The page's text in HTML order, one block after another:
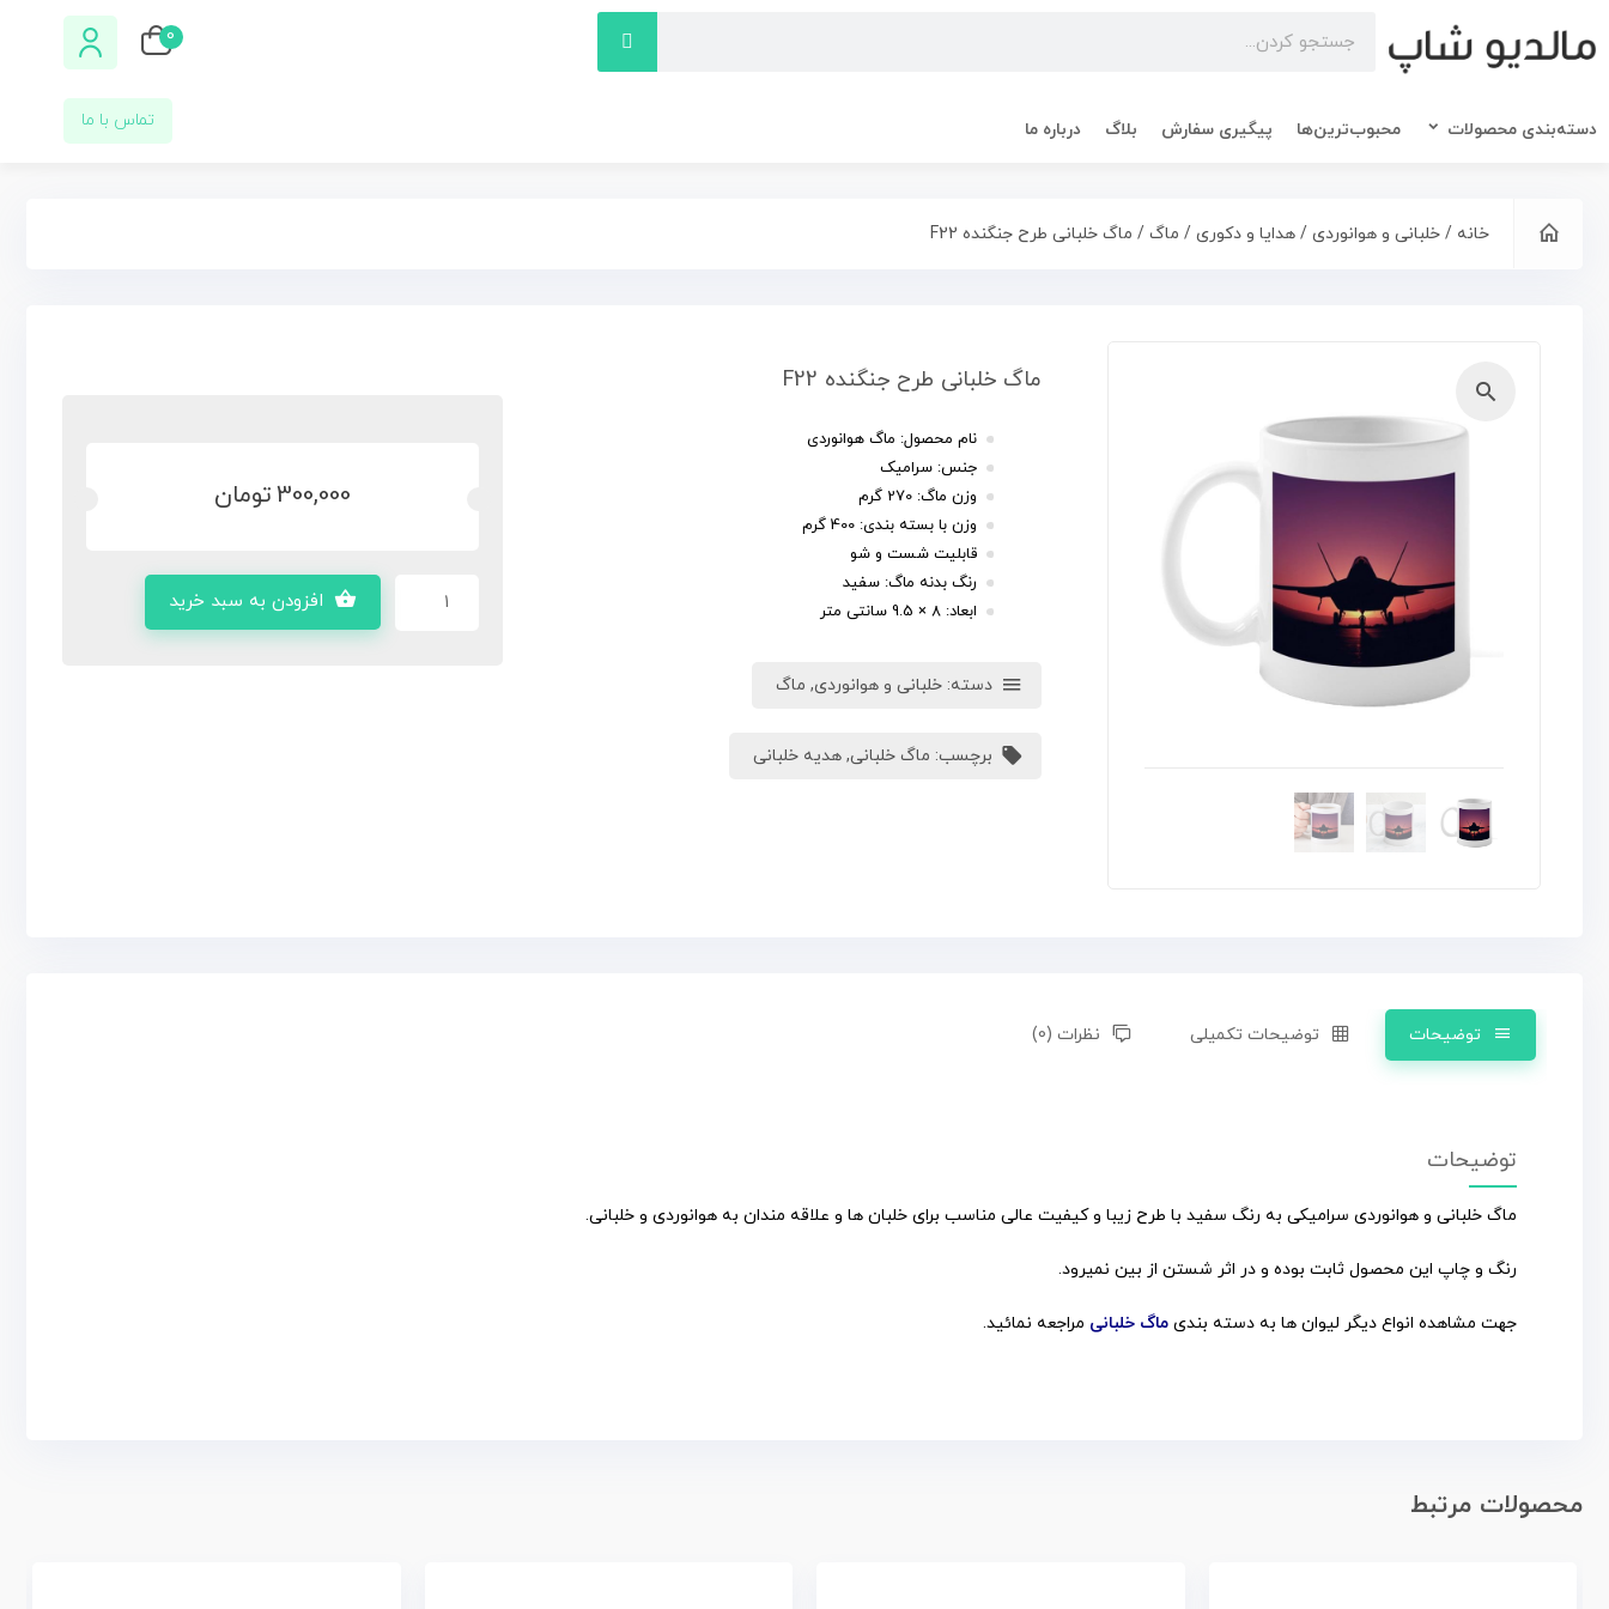
0
دسته‌بندی محصولات محبوب‌ترین‌ها پیگیری سفارش بلاگ درباره ما تماس با ما
خانه / خلبانی و هوانوردی / هدایا و دکوری / ماگ / ماگ خلبانی طرح جنگنده F22
ماگ خلبانی طرح جنگنده F22
نام محصول: ماگ هوانوردی
جنس: سرامیک
وزن ماگ: 270 گرم
وزن با بسته بندی: 400 گرم
قابلیت شست و شو
رنگ بدنه ماگ: سفید
ابعاد: 8 × 9.5 سانتی متر
دسته: خلبانی و هوانوردی, ماگ
برچسب: ماگ خلبانی, هدیه خلبانی
300,000تومان
افزودن به سبد خرید
توضیحات توضیحات تکمیلی نظرات (0)
توضیحات
ماگ خلبانی و هوانوردی سرامیکی به رنگ سفید با طرح زیبا و کیفیت عالی مناسب برای خلبان ها و علاقه مندان به هوانوردی و خلبانی.
رنگ و چاپ این محصول ثابت بوده و در اثر شستن از بین نمیرود.
جهت مشاهده انواع دیگر لیوان ها به دسته بندی ماگ خلبانی مراجعه نمائید.
محصولات مرتبط